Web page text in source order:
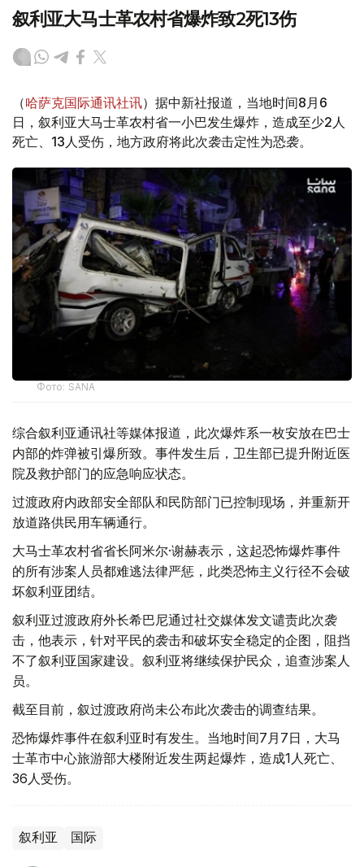
叙利亚大马士革农村省爆炸致2死13伤
（哈萨克国际通讯社讯）据中新社报道，当地时间8月6
日，叙利亚大马士革农村省一小巴发生爆炸，造成至少2人
死亡、13人受伤，地方政府将此次袭击定性为恐袭。
Фото: SANA
综合叙利亚通讯社等媒体报道，此次爆炸系一枚安放在巴士
内部的炸弹被引爆所致。事件发生后，卫生部已提升附近医
院及救护部门的应急响应状态。
过渡政府内政部安全部队和民防部门已控制现场，并重新开
放道路供民用车辆通行。
大马士革农村省省长阿米尔·谢赫表示，这起恐怖爆炸事件
的所有涉案人员都难逃法律严惩，此类恐怖主义行径不会破
坏叙利亚团结。
叙利亚过渡政府外长希巴尼通过社交媒体发文谴责此次袭
击，他表示，针对平民的袭击和破坏安全稳定的企图，阻挡
不了叙利亚国家建设。叙利亚将继续保护民众，追查涉案人
员。
截至目前，叙过渡政府尚未公布此次袭击的调查结果。
恐怖爆炸事件在叙利亚时有发生。当地时间7月7日，大马
士革市中心旅游部大楼附近发生两起爆炸，造成1人死亡、
36人受伤。
叙利亚 国际